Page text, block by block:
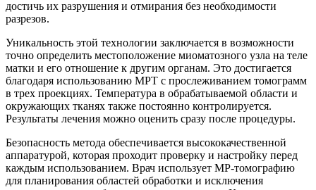
достичь их разрушения и отмирания без необходимости
разрезов.
Уникальность этой технологии заключается в возможности
точно определить местоположение миоматозного узла на теле
матки и его отношение к другим органам. Это достигается
благодаря использованию МРТ с прослеживанием томограмм
в трех проекциях. Температура в обрабатываемой области и
окружающих тканях также постоянно контролируется.
Результаты лечения можно оценить сразу после процедуры.
Безопасность метода обеспечивается высококачественной
аппаратурой, которая проходит проверку и настройку перед
каждым использованием. Врач использует МР-томографию
для планирования областей обработки и исключения